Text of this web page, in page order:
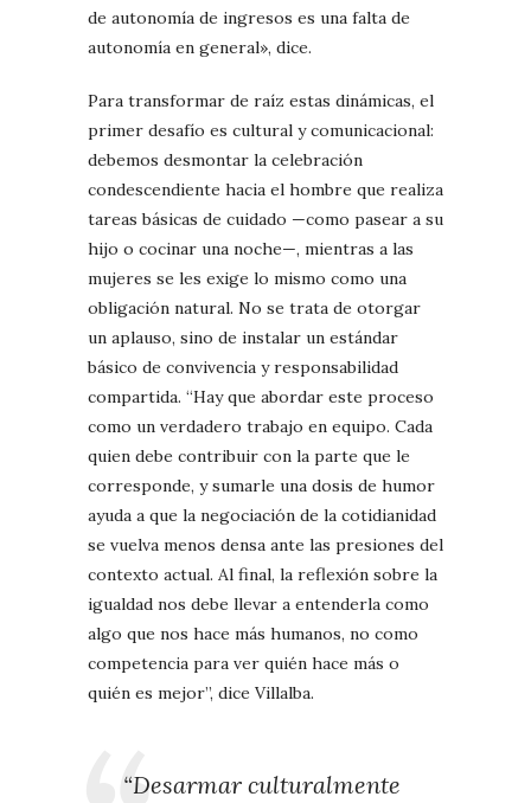
de autonomía de ingresos es una falta de
autonomía en general», dice.
Para transformar de raíz estas dinámicas, el
primer desafío es cultural y comunicacional:
debemos desmontar la celebración
condescendiente hacia el hombre que realiza
tareas básicas de cuidado —como pasear a su
hijo o cocinar una noche—, mientras a las
mujeres se les exige lo mismo como una
obligación natural. No se trata de otorgar
un aplauso, sino de instalar un estándar
básico de convivencia y responsabilidad
compartida. “Hay que abordar este proceso
como un verdadero trabajo en equipo. Cada
quien debe contribuir con la parte que le
corresponde, y sumarle una dosis de humor
ayuda a que la negociación de la cotidianidad
se vuelva menos densa ante las presiones del
contexto actual. Al final, la reflexión sobre la
igualdad nos debe llevar a entenderla como
algo que nos hace más humanos, no como
competencia para ver quién hace más o
quién es mejor”, dice Villalba.
“Desarmar culturalmente